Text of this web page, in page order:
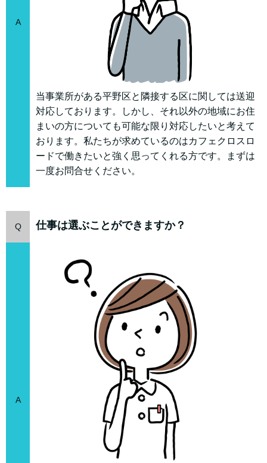
A
当事業所がある平野区と隣接する区に関しては送迎
対応しております。しかし、それ以外の地域にお住
まいの方についても可能な限り対応したいと考えて
おります。私たちが求めているのはカフェクロスロ
ードで働きたいと強く思ってくれる方です。まずは
一度お問合せください。
Q 仕事は選ぶことができますか？
A